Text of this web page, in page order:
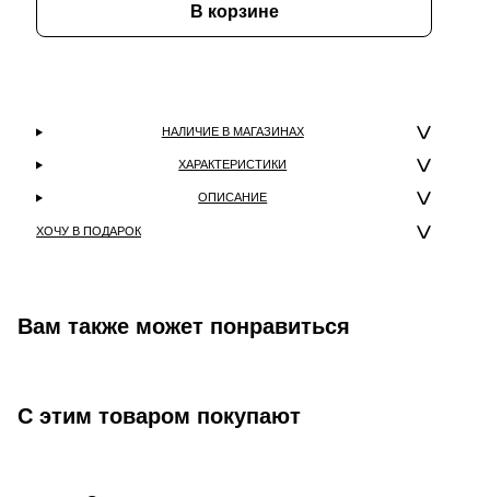
В корзине
НАЛИЧИЕ В МАГАЗИНАХ
ХАРАКТЕРИСТИКИ
ОПИСАНИЕ
ХОЧУ В ПОДАРОК
Вам также может понравиться
С этим товаром покупают